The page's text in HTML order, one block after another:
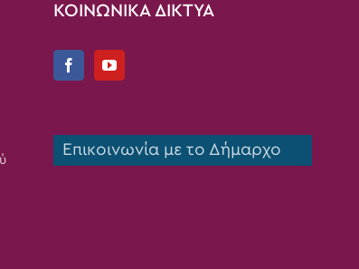
ΚΟΙΝΩΝΙΚΑ ΔΙΚΤΥΑ
Επικοινωνία με το Δήμαρχο